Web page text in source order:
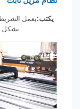
يكتب:يعمل الشريط
بشكل فعال